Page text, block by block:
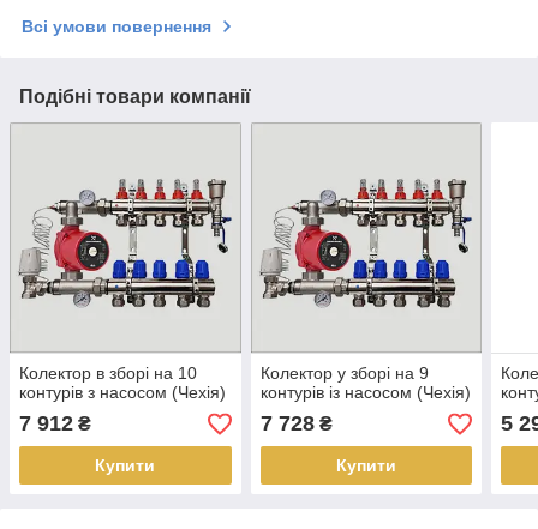
Всі умови повернення
Подібні товари компанії
Колектор в зборі на 10
контурів з насосом (Чехія)
7 912 ₴
Купити
Колектор у зборі на 9
контурів із насосом (Чехія)
7 728₴
Купити
5